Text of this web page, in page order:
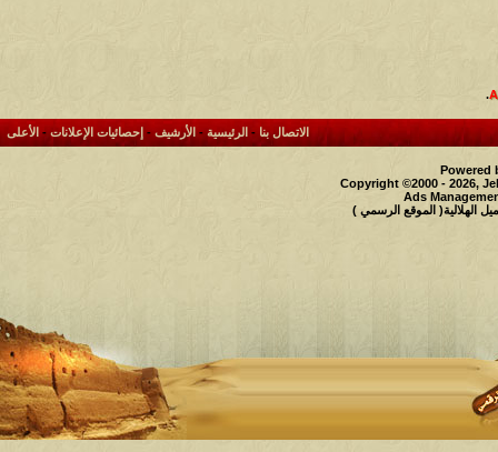
.
الاتصال بنا- الرئيسية-الأرشيف- إحصائيات الإعلانات- الأعلى
Powered
Copyright ©2000 - 2026,
Ads
الهلالية( الموقع الرسمي )